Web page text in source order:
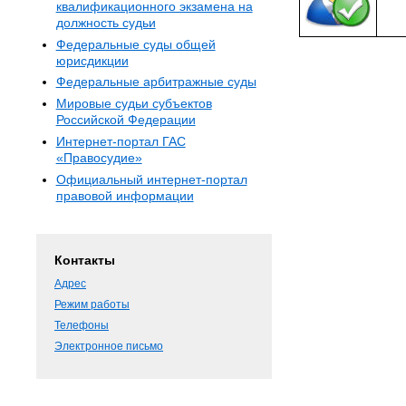
квалификационного экзамена на
должность судьи
Федеральные суды общей
юрисдикции
Федеральные арбитражные суды
Мировые судьи субъектов
Российской Федерации
Интернет-портал ГАС
«Правосудие»
Официальный интернет-портал
правовой информации
Контакты
Адрес
Режим работы
Телефоны
Электронное письмо